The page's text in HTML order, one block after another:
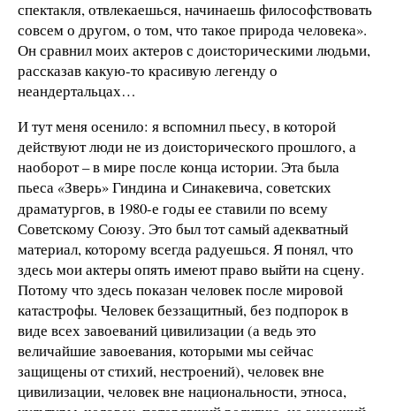
спектакля, отвлекаешься, начинаешь философствовать
совсем о другом, о том, что такое природа человека».
Он сравнил моих актеров с доисторическими людьми,
рассказав какую-то красивую легенду о
неандертальцах…
И тут меня осенило: я вспомнил пьесу, в которой
действуют люди не из доисторического прошлого, а
наоборот – в мире после конца истории. Эта была
пьеса «Зверь» Гиндина и Синакевича, советских
драматургов, в 1980-е годы ее ставили по всему
Советскому Союзу. Это был тот самый адекватный
материал, которому всегда радуешься. Я понял, что
здесь мои актеры опять имеют право выйти на сцену.
Потому что здесь показан человек после мировой
катастрофы. Человек беззащитный, без подпорок в
виде всех завоеваний цивилизации (а ведь это
величайшие завоевания, которыми мы сейчас
защищены от стихий, нестроений), человек вне
цивилизации, человек вне национальности, этноса,